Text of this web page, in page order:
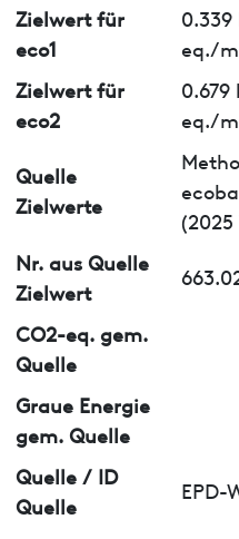
Zielwert für
eco1
0.339
eq./
Zielwert für
eco2
0.679
eq./
Quelle
Zielwerte
(2025
Nr. aus Quelle
Zielwert
CO2-eq. gem.
Quelle
Graue Energie
gem. Quelle
Quelle / ID
Quelle
EPD-